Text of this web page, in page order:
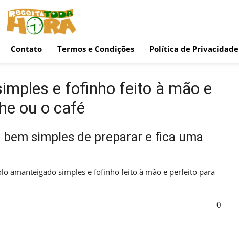
Contato Termos e Condições Política de Privacidade
e fofinho feito à mão e
ou o café
bem simples de preparar e fica uma
amanteigado simples e fofinho feito à mão e perfeito para
0